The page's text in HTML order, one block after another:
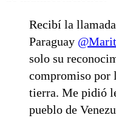
Recibí la
Paraguay
solo su
compromiso por
tierra. Me pidió
pueblo de